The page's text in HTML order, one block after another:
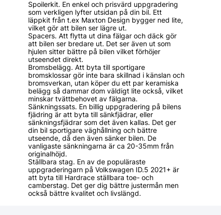
Spoilerkit. En enkel och prisvärd uppgradering
som verkligen lyfter utsidan på din bil. Ett
läppkit från t.ex Maxton Design bygger ned lite,
vilket gör att bilen ser lägre ut.
Spacers. Att flytta ut dina fälgar och däck gör
att bilen ser bredare ut. Det ser även ut som
hjulen sitter bättre på bilen vilket förhöjer
utseendet direkt.
Bromsbelägg. Att byta till sportigare
bromsklossar gör inte bara skillnad i känslan och
bromsverkan, utan köper du ett par keramiska
belägg så dammar dom väldigt lite också, vilket
minskar tvättbehovet av fälgarna.
Sänkningssats. En billig uppgradering på bilens
fjädring är att byta till sänkfjädrar, eller
sänkningsfjädrar som det även kallas. Det ger
din bil sportigare väghållning och bättre
utseende, då den även sänker bilen. De
vanligaste sänkningarna är ca 20-35mm från
originalhöjd.
Ställbara stag. En av de populäraste
uppgraderingarn på Volkswagen ID.5 2021+ är
att byta till Hardrace ställbara toe- och
camberstag. Det ger dig bättre justermån men
också bättre kvalitet och livslängd.